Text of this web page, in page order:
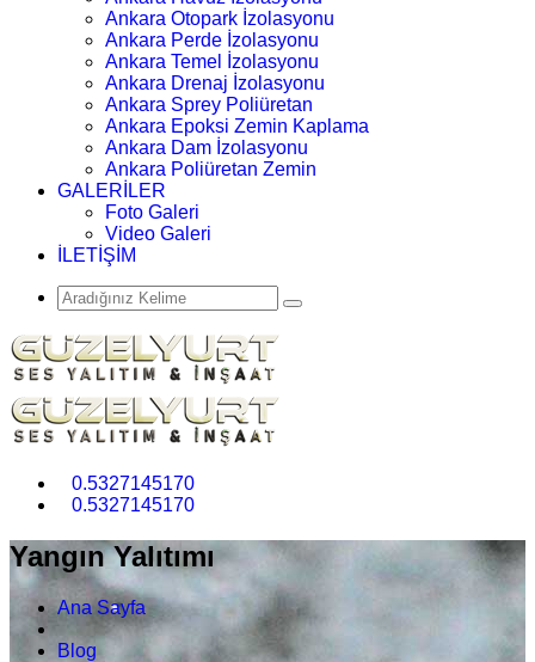
Ankara Otopark İzolasyonu
Ankara Perde İzolasyonu
Ankara Temel İzolasyonu
Ankara Drenaj İzolasyonu
Ankara Sprey Poliüretan
Ankara Epoksi Zemin Kaplama
Ankara Dam İzolasyonu
Ankara Poliüretan Zemin
GALERİLER
Foto Galeri
Video Galeri
İLETİŞİM
0.5327145170
0.5327145170
Yangın Yalıtımı
Ana Sayfa
Blog